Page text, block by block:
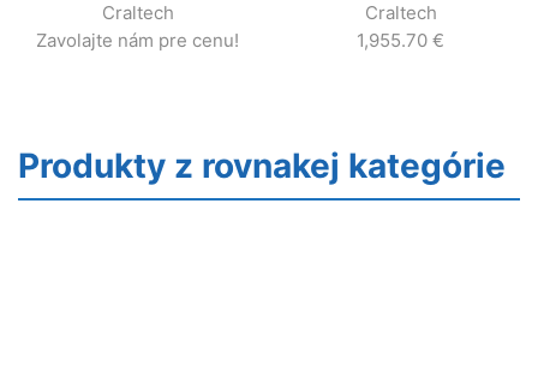
Craltech
Zavolajte nám pre cenu!
Craltech
1,955.70 €
Produkty z rovnakej kategórie